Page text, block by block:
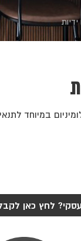
במיוחד
לחץ כאן